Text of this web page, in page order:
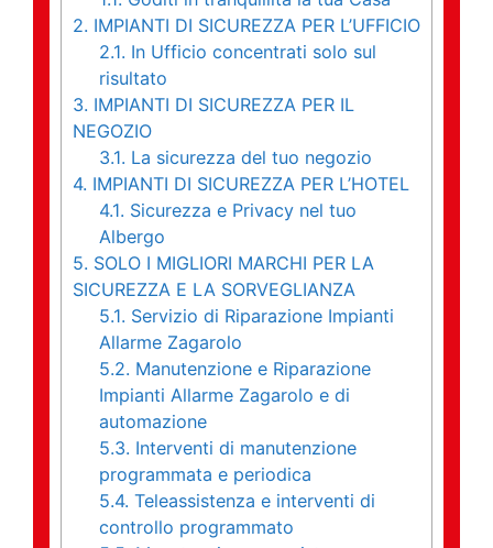
2. IMPIANTI DI SICUREZZA PER L’UFFICIO
2.1. In Ufficio concentrati solo sul
risultato
3. IMPIANTI DI SICUREZZA PER IL
NEGOZIO
3.1. La sicurezza del tuo negozio
4. IMPIANTI DI SICUREZZA PER L’HOTEL
4.1. Sicurezza e Privacy nel tuo
Albergo
5. SOLO I MIGLIORI MARCHI PER LA
SICUREZZA E LA SORVEGLIANZA
5.1. Servizio di Riparazione Impianti
Allarme Zagarolo
5.2. Manutenzione e Riparazione
Impianti Allarme Zagarolo e di
automazione
5.3. Interventi di manutenzione
programmata e periodica
5.4. Teleassistenza e interventi di
controllo programmato